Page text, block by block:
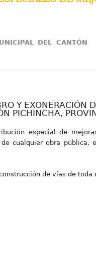
DEL CANTÓN
Y EXONERACIÓN
PICHINCHA,
especial de
cualquier obra pública,
de vías de toda